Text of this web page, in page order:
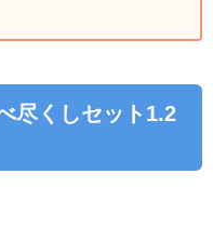
尽くしセット1.2